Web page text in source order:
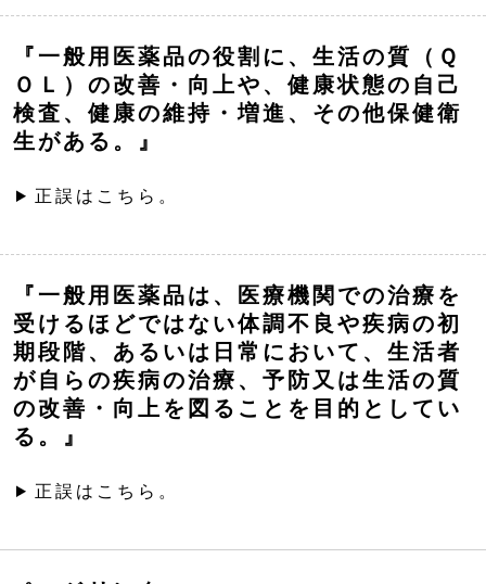
『一般用医薬品の役割に、生活の質（Ｑ
ＯＬ）の改善・向上や、健康状態の自己
検査、健康の維持・増進、その他保健衛
生がある。』
正誤はこちら。
『一般用医薬品は、医療機関での治療を
受けるほどではない体調不良や疾病の初
期段階、あるいは日常において、生活者
が自らの疾病の治療、予防又は生活の質
の改善・向上を図ることを目的としてい
る。』
正誤はこちら。